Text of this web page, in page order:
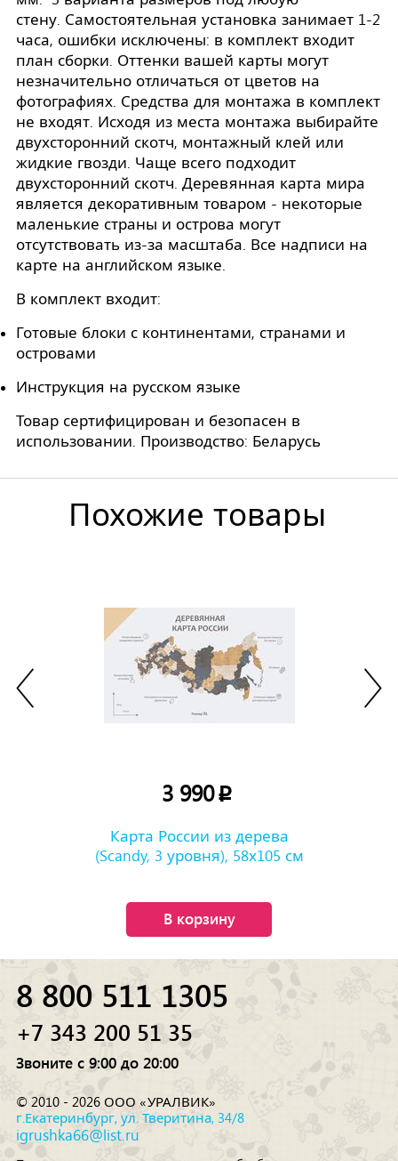
стену. Самостоятельная установка занимает 1-2
часа, ошибки исключены: в комплект входит
план сборки. Оттенки вашей карты могут
незначительно отличаться от цветов на
фотографиях. Средства для монтажа в комплект
не входят. Исходя из места монтажа выбирайте
двухсторонний скотч, монтажный клей или
жидкие гвозди. Чаще всего подходит
двухсторонний скотч. Деревянная карта мира
является декоративным товаром - некоторые
маленькие страны и острова могут
отсутствовать из-за масштаба. Все надписи на
карте на английском языке.
В комплект входит:
Готовые блоки с континентами, странами и
островами
Инструкция на русском языке
Товар сертифицирован и безопасен в
использовании. Производство: Беларусь
Похожие товары
3 990p
Карта России из дерева
(Scandy, 3 уровня), 58х105 см
В корзину
8 800 511 1305
+7 343 200 51 35
Звоните с 9:00 до 20:00
© 2010 - 2026 ООО «УРАЛВИК»
г.Екатеринбург, ул. Тверитина, 34/8
igrushka66@list.ru